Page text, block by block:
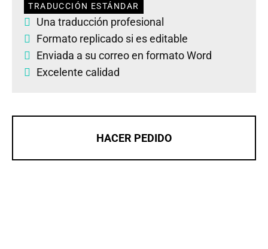
TRADUCCIÓN ESTÁNDAR
Una traducción profesional
Formato replicado si es editable
Enviada a su correo en formato Word
Excelente calidad
HACER PEDIDO